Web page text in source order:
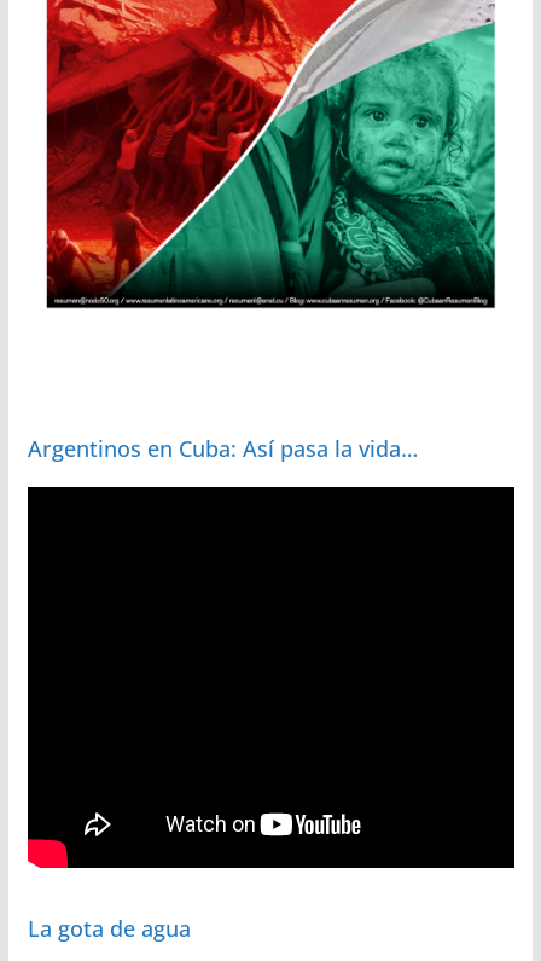
Argentinos en Cuba: Así pasa la vida…
La gota de agua